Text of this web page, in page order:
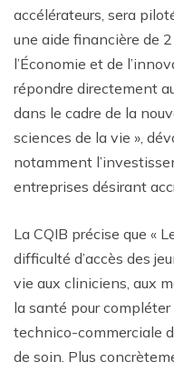
accélérateurs, sera
une aide financière de
l’Économie et de
répondre directement
dans le cadre de la
sciences de la vie »,
notamment
entreprises désirant
La CQIB précise que «
difficulté d’accès des
vie aux cliniciens, aux
la santé pour
technico-commerciale
de soin. Plus